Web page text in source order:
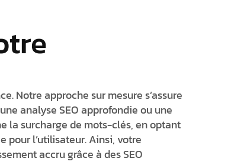
Notre approche sur mesure s’assure
analyse SEO approfondie ou une
la surcharge de mots-clés, en optant
pour l’utilisateur. Ainsi, votre
accru grâce à des SEO